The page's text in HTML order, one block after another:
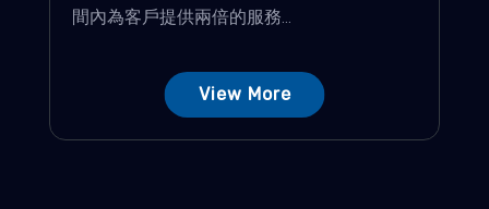
間內為客戶提供兩倍的服務...
View More